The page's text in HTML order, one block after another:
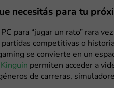
necesitás para tu
para “jugar un rato” rara
competitivas o
se convierte en un
permiten acceder a
de carreras,